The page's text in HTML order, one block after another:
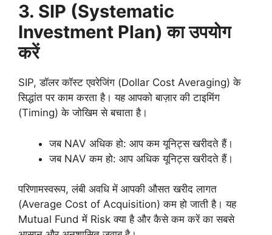
3. SIP (Systematic
Investment Plan)का उपयोग
करें
SIP, डॉलर कॉस्ट एवरेजिंग (Dollar Cost Averaging) के
सिद्धांत पर काम करता है। यह आपको बाज़ार की टाइमिंग
(Timing) के जोखिम से बचाता है।
जब NAV अधिक हो: आप कम यूनिट्स खरीदते हैं।
जब NAV कम हो: आप अधिक यूनिट्स खरीदते हैं।
परिणामस्वरूप, लंबी अवधि में आपकी औसत खरीद लागत
(Average Cost of Acquisition) कम हो जाती है। यह
Mutual Fund में Risk क्या है और कैसे कम करें का सबसे